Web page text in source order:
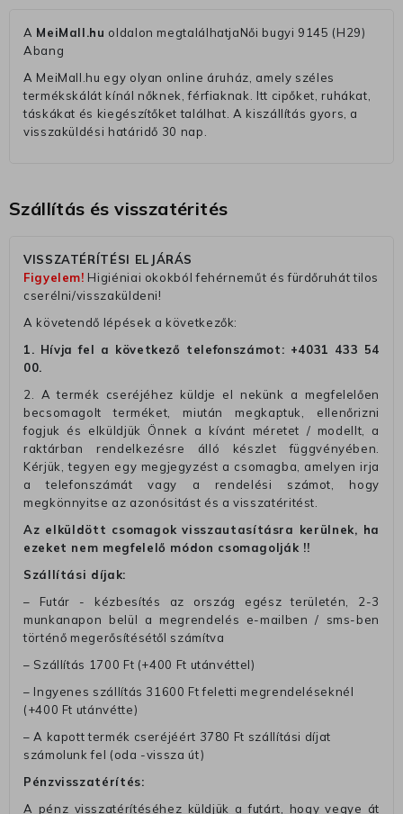
A MeiMall.hu oldalon megtalálhatjaNői bugyi 9145 (H29)
Abang
A MeiMall.hu egy olyan online áruház, amely széles
termékskálát kínál nőknek, férfiaknak. Itt cipőket, ruhákat,
táskákat és kiegészítőket találhat. A kiszállítás gyors, a
visszaküldési határidő 30 nap.
Szállítás és visszatérités
VISSZATÉRÍTÉSI ELJÁRÁS
Figyelem! Higiéniai okokból fehérneműt és fürdőruhát tilos
cserélni/visszaküldeni!
A követendő lépések a következők:
1. Hívja fel a következő telefonszámot: +4031 433 54
00.
2. A termék cseréjéhez küldje el nekünk a megfelelően
becsomagolt terméket, miután megkaptuk, ellenőrizni
fogjuk és elküldjük Önnek a kívánt méretet / modellt, a
raktárban rendelkezésre álló készlet függvényében.
Kérjük, tegyen egy megjegyzést a csomagba, amelyen irja
a telefonszámát vagy a rendelési számot, hogy
megkönnyitse az azonósitást és a visszatéritést.
Az elküldött csomagok visszautasításra kerülnek, ha
ezeket nem megfelelő módon csomagolják !!
Szállítási díjak:
– Futár - kézbesítés az ország egész területén, 2-3
munkanapon belül a megrendelés e-mailben / sms-ben
történő megerősítésétől számítva
– Szállítás 1700 Ft (+400 Ft utánvéttel)
– Ingyenes szállítás 31600 Ft feletti megrendeléseknél
(+400 Ft utánvétte)
– A kapott termék cseréjéért 3780 Ft szállítási díjat
számolunk fel (oda -vissza út)
Pénzvisszatérítés:
A pénz visszatérítéséhez küldjük a futárt, hogy vegye át